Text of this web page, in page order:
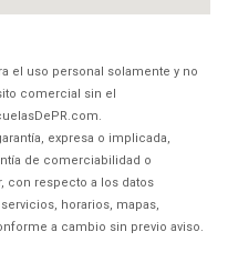
el uso personal solamente y no
comercial sin el
expresa o implicada,
de comerciabilidad o
con respecto a los datos
horarios, mapas,
a cambio sin previo aviso.